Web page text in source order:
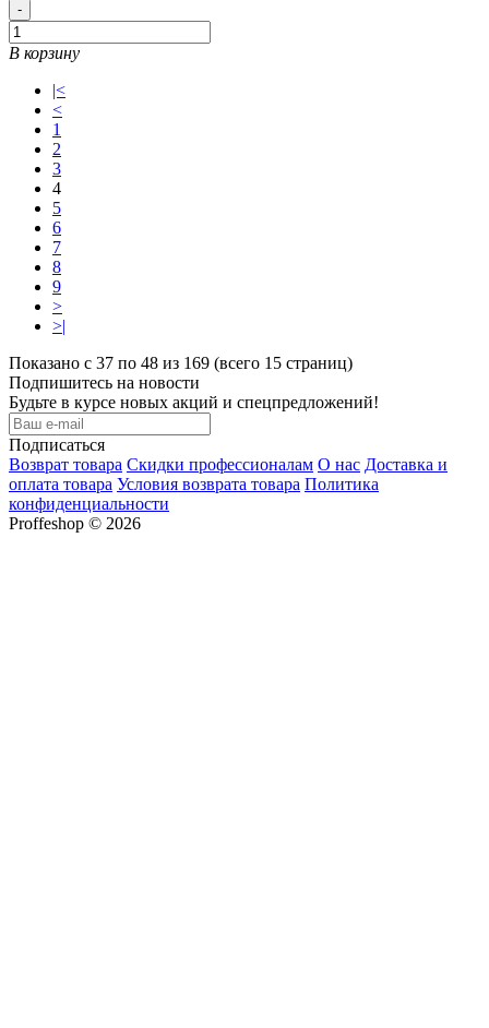
-
В корзину
|<
<
1
2
3
4
5
6
7
8
9
>
>|
Показано с 37 по 48 из 169 (всего 15 страниц)
Подпишитесь на новости
Будьте в курсе новых акций и спецпредложений!
Подписаться
Возврат товара Скидки профессионалам О нас Доставка и
оплата товара Условия возврата товара Политика
конфиденциальности
Proffeshop © 2026